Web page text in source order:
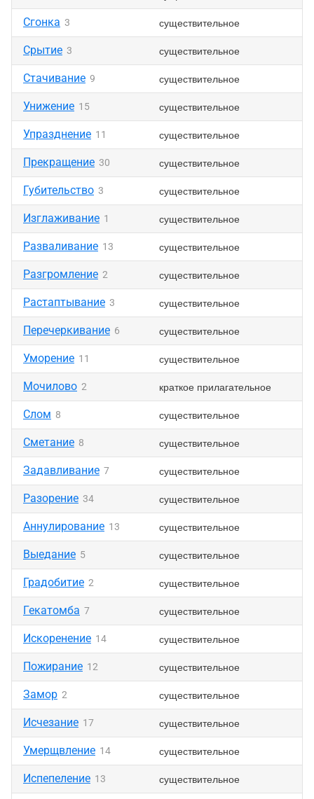
Сгонка 3 существительное
Срытие 3 существительное
Стачивание 9 существительное
Унижение 15 существительное
Упразднение 11 существительное
Прекращение 30 существительное
Губительство 3 существительное
Изглаживание 1 существительное
Разваливание 13 существительное
Разгромление 2 существительное
Растаптывание 3 существительное
Перечеркивание 6 существительное
Уморение 11 существительное
Мочилово 2 краткое прилагательное
Слом 8 существительное
Сметание 8 существительное
Задавливание 7 существительное
Разорение 34 существительное
Аннулирование 13 существительное
Выедание 5 существительное
Градобитие 2 существительное
Гекатомба 7 существительное
Искоренение 14 существительное
Пожирание 12 существительное
Замор 2 существительное
Исчезание 17 существительное
Умерщвление 14 существительное
Испепеление 13 существительное